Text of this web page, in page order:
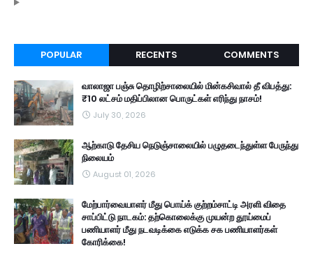
POPULAR RECENTS COMMENTS
வாலாஜா பஞ்சு தொழிற்சாலையில் மின்கசிவால் தீ விபத்து:
₹10 லட்சம் மதிப்பிலான பொருட்கள் எரிந்து நாசம்!
July 30, 2026
ஆற்காடு தேசிய நெடுஞ்சாலையில் பழுதடைந்துள்ள பேருந்து
நிலையம்
August 01, 2026
மேற்பார்வையாளர் மீது பொய்க் குற்றம்சாட்டி அரளி விதை
சாப்பிட்டு நாடகம்: தற்கொலைக்கு முயன்ற தூய்மைப்
பணியாளர் மீது நடவடிக்கை எடுக்க சக பணியாளர்கள்
கோரிக்கை!